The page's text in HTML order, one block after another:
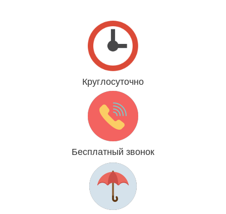
Круглосуточно
Даже 31 декабря и 1 января
Бесплатный звонок
Мы платим за Вас